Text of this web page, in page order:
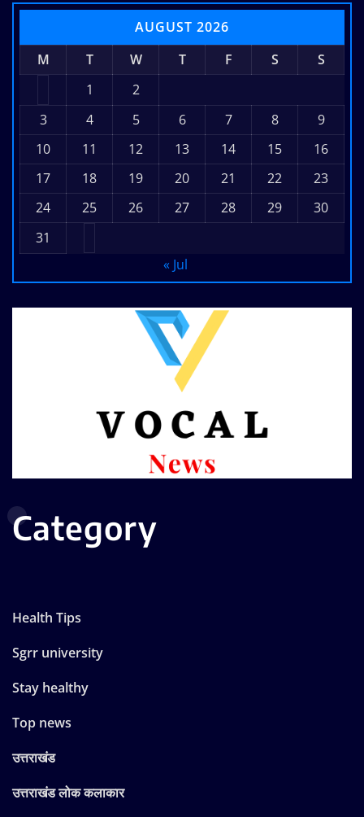
AUGUST 2026
M
T W T F S
S
1
2
3
4 5 6 7 8
9
10
11 12 13 14 15
16
17
18 19 20 21 22
23
24
25 26 27 28 29
30
31
« Jul
Category
Health Tips
Sgrr university
Stay healthy
Top news
उत्तराखंड
उत्तराखंड लोक कलाकार